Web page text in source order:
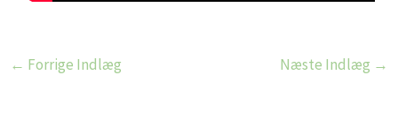
← Forrige Indlæg Næste Indlæg →